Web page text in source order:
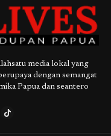
media lokal yang
dengan semangat
Papua dan seantero